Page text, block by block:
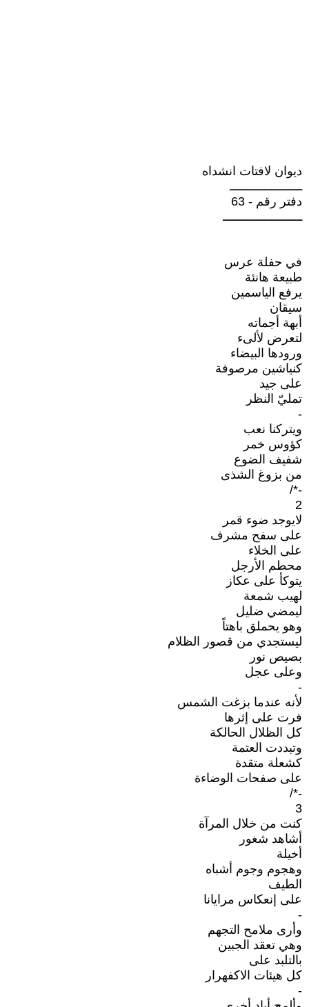
ديوان لافتات انشداه
ـــــــــــــــــــــ
دفتر رقم - 63
ـــــــــــــــــــــــ
في حفلة عرس
طبيعة هانئة
يرفع الياسمين
سيقان
أبهة أجماته
لتعرض لألىء
ورودها البيضاء
كنياشين مرصوفة
على جيد
تمليّ النظر
-
ويتركنا نعب
كؤوس خمر
شفيف الضوع
من بزوغ الشذى
-*/
2
لايوجد ضوء قمر
على سفح مشرف
على الخلاء
محطم الأرجل
يتوكأ على عكاز
لهيب شمعة
ليمضي ضليل
وهو يحملق باهتاً
ليستجدي من قصور الظلام
بصيص نور
وعلى عجل
-
لأنه عندما بزغت الشمس
فرت على إثرها
كل الظلال الحالكة
وتبددت العتمة
كشعلة متقدة
على صفحات الوضاءة
-*/
3
كنت من خلال المرآة
أشاهد شغور
أخيلة
وهجوم وجوم أشباه
الطيف
على إنعكاس مرايانا
-
وأرى ملامح التجهم
وهي تعقد الجبين
بالتلبد على
كل هيئات الاكفهرار
-